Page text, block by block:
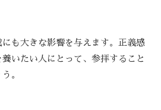
も大きな影響を与えます。正義感
いたい人にとって、参拝すること
。